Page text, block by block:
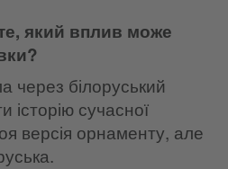
який вплив може
через білоруський
історію сучасної
версія орнаменту, але